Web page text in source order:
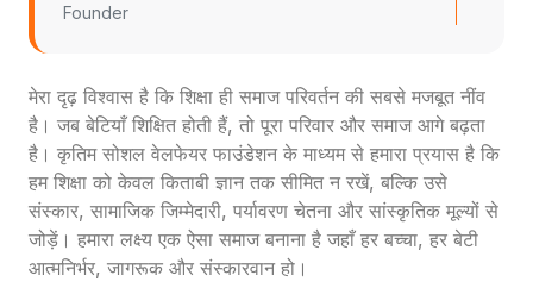
Founder
मेरा दृढ़ विश्वास है कि शिक्षा ही समाज परिवर्तन की सबसे मजबूत नींव
है। जब बेटियाँ शिक्षित होती हैं, तो पूरा परिवार और समाज आगे बढ़ता
है। कृतिम सोशल वेलफेयर फाउंडेशन के माध्यम से हमारा प्रयास है कि
हम शिक्षा को केवल किताबी ज्ञान तक सीमित न रखें, बल्कि उसे
संस्कार, सामाजिक जिम्मेदारी, पर्यावरण चेतना और सांस्कृतिक मूल्यों से
जोड़ें। हमारा लक्ष्य एक ऐसा समाज बनाना है जहाँ हर बच्चा, हर बेटी
आत्मनिर्भर, जागरूक और संस्कारवान हो।